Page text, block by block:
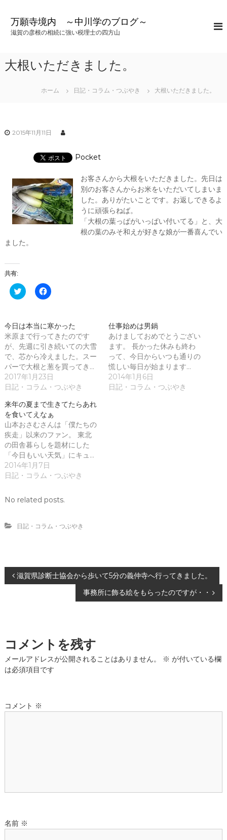
ス
万願寺境内 ～中川学のブログ～
滋賀の彦根の相続に強い税理士の四方山
大根いただきました。
ホーム 日記・コラム・つぶやき 大根いただきました。
2015年11月11日
Pocket
お客さんから大根をいただきました。先日は
別のお客さんからお米をいただいてしまいま
した。ありがたいことです。お返しできるよ
うに頑張らねば。
「大根の葉っぱがいっぱい付いてる」と、大
根の葉のみそ和えが好きな娘が一番喜んでい
ました。
共有:
ク
リ
て
T
w
i
t
t
e
r
で
共
有
新
し
い
ウ
ィ
ン
ド
ウ
で
開
き
ま
F
a
o
o
k
で
共
有
す
る
に
は
ク
ッ
ク
し
て
く
だ
さ
い
(
新
し
い
ド
き
今日は本当に寒かった
米原まで行ってきたのです
が、先週に引き続いての大雪
で、芯から冷えました。スー
パーで大根と葱を買ってき…
2017年1月23日
日記・コラム・つぶやき
仕事始めは男鍋
あけましておめでとうござい
ます。 長かった休みも終わ
って、今日からいつも通りの
慌しい毎日が始まります…
2014年1月6日
日記・コラム・つぶやき
来年の夏まで生きてたらあれ
を食いてえなぁ
山本おさむさんは「僕たちの
疾走」以来のファン。 東北
の田舎暮らしを題材にした
「今日もいい天気」にキュ…
2014年1月7日
日記・コラム・つぶやき
No related posts.
日記・コラム・つぶやき
投
ビ
ゲ
シ
滋賀県診断士協会から歩いて5分の義仲寺へ行ってきました。
事務所に飾る絵をもらったのですが・・
コメントを残す
メールアドレスが公開されることはありません。 ※ が付いている欄
は必須項目です
コメント ※
名前 ※